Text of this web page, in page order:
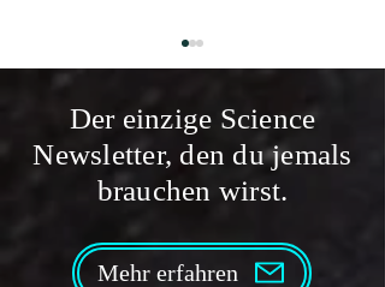
Seegraswiesen? | Klima
Der einzige Science
Newsletter, den du jemals
brauchen wirst.
Mehr erfahren